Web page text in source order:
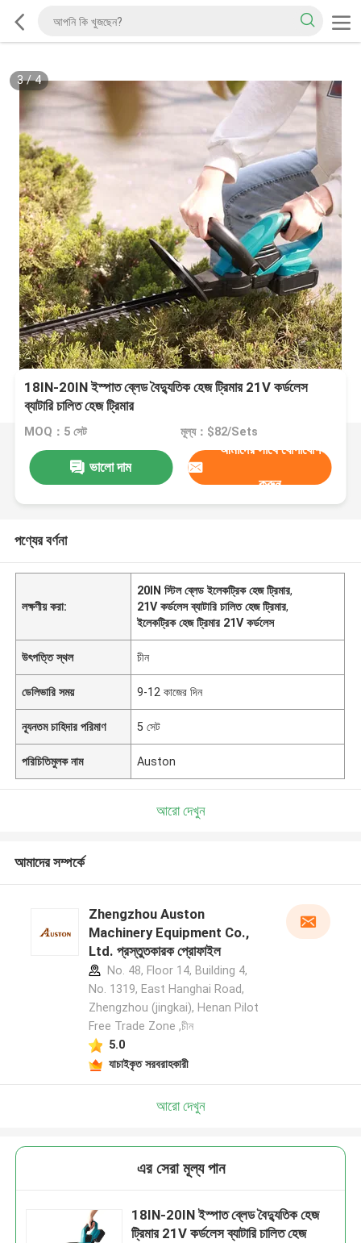
3/4
18IN-20IN ইস্পাত ব্লেড বৈদ্যুতিক হেজ ট্রিমার 21V কর্ডলেস
ব্যাটারি চালিত হেজ ট্রিমার
MOQ：5 সেট মূল্য：$82/Sets
ভালো দাম
আমাদের সাথে যোগাযোগ
করুন
পণ্যের বর্ণনা
লক্ষণীয় করা:
20IN স্টিল ব্লেড ইলেকট্রিক হেজ ট্রিমার,
21V কর্ডলেস ব্যাটারি চালিত হেজ ট্রিমার,
ইলেকট্রিক হেজ ট্রিমার 21V কর্ডলেস
উৎপত্তি স্থল চীন
ডেলিভারি সময় 9-12 কাজের দিন
ন্যূনতম চাহিদার পরিমাণ 5 সেট
পরিচিতিমুলক নাম Auston
আরো দেখুন
আমাদের সম্পর্কে
Zhengzhou Auston
Machinery Equipment Co.,
Ltd. প্রস্তুতকারক প্রোফাইল
No. 48, Floor 14, Building 4,
No. 1319, East Hanghai Road,
Zhengzhou (jingkai), Henan Pilot
Free Trade Zone ,চীন
5.0
যাচাইকৃত সরবরাহকারী
আরো দেখুন
এর সেরা মূল্য পান
18IN-20IN ইস্পাত ব্লেড বৈদ্যুতিক হেজ
ট্রিমার 21V কর্ডলেস ব্যাটারি চালিত হেজ